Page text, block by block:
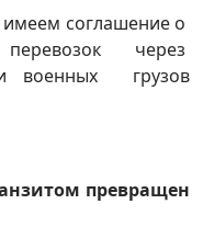
соглашение о
через
военных грузов
превращен